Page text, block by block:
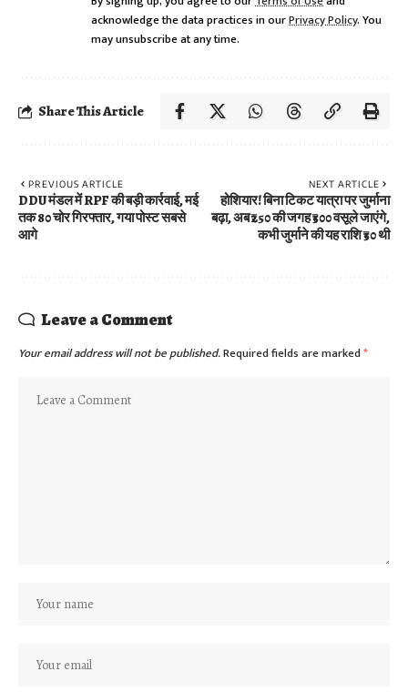
acknowledge the data practices in ourPrivacy Policy. You
may unsubscribe at any time.
Share This Article
PREVIOUS ARTICLE
DDU मंडल में RPF की बड़ी कार्रवाई, मई
तक 80 चोर गिरफ्तार, गया पोस्ट सबसे
आगे
NEXT ARTICLE
होशियार! बिना टिकट यात्रा पर जुर्माना
बढ़ा, अब ₹250 की जगह ₹500 वसूले जाएंगे,
कभी जुर्माने की यह राशि ₹50 थी
Leave a Comment
Your email address will not be published.Required fields are marked*